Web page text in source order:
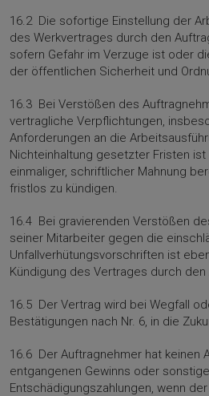
16.2 Die sofortige Einstellung der
des Werkvertrages durch den
sofern Gefahr im Verzuge ist oder
der öffentlichen Sicherheit und
16.3 Bei Verstößen des
vertragliche Verpflichtungen,
Anforderungen an die
Nichteinhaltung gesetzter Fristen
einmaliger, schriftlicher Mahnung
fristlos zu kündigen.
16.4 Bei gravierenden Verstößen
seiner Mitarbeiter gegen die
Unfallverhütungsvorschriften ist
Kündigung des Vertrages durch
16.5 Der Vertrag wird bei Wegfall
Bestätigungen nach Nr. 6, in die
16.6 Der Auftragnehmer hat keinen
entgangenen Gewinns oder
Entschädigungszahlungen, wenn